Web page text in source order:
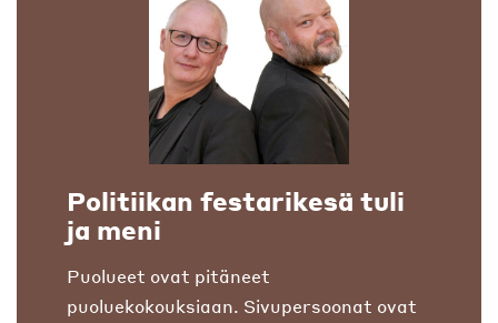
Politiikan festarikesä tuli
ja meni
Puolueet ovat pitäneet
puoluekokouksiaan. Sivupersoonat ovat